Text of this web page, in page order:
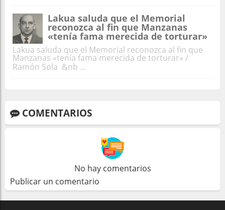
Lakua saluda que el Memorial
reconozca al fin que Manzanas
«tenía fama merecida de torturar»
Lakua saluda que el Memorial reconozca al fin que
Manzanas «tenía fama merecida de torturar» /
Ramón Sola &nb ...
COMENTARIOS
No hay comentarios
Publicar un comentario